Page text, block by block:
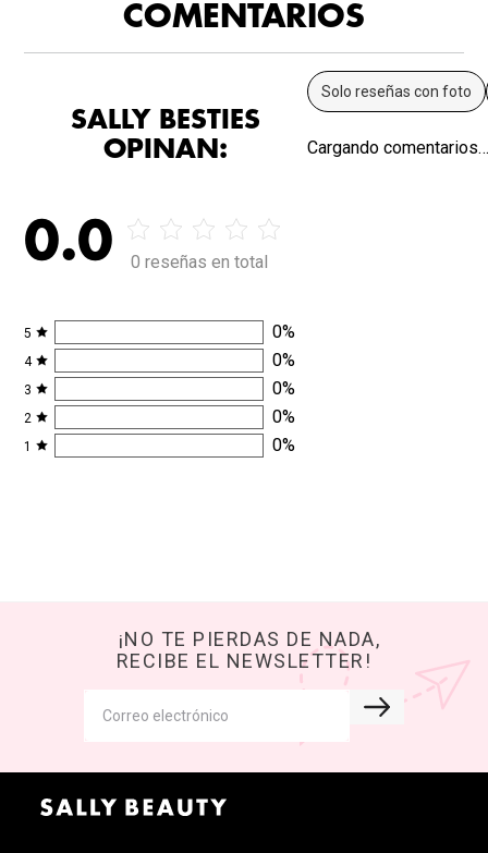
COMENTARIOS
SALLY BESTIES
OPINAN:
0.0 0 reseñas en total
5 0%
4 0%
3 0%
2 0%
1 0%
Solo reseñas con foto
Cargando
¡NO TE PIERDAS DE NADA,
RECIBE EL NEWSLETTER!